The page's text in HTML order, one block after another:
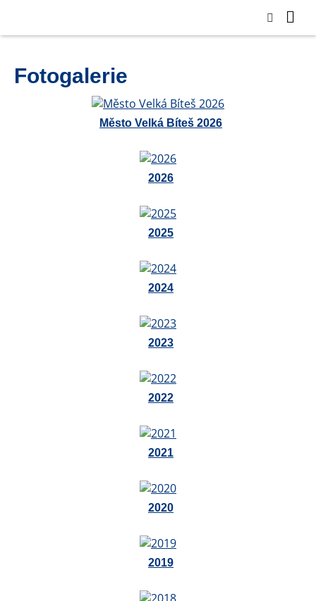
Fotogalerie
Město Velká Bíteš 2026
2026
2025
2024
2023
2022
2021
2020
2019